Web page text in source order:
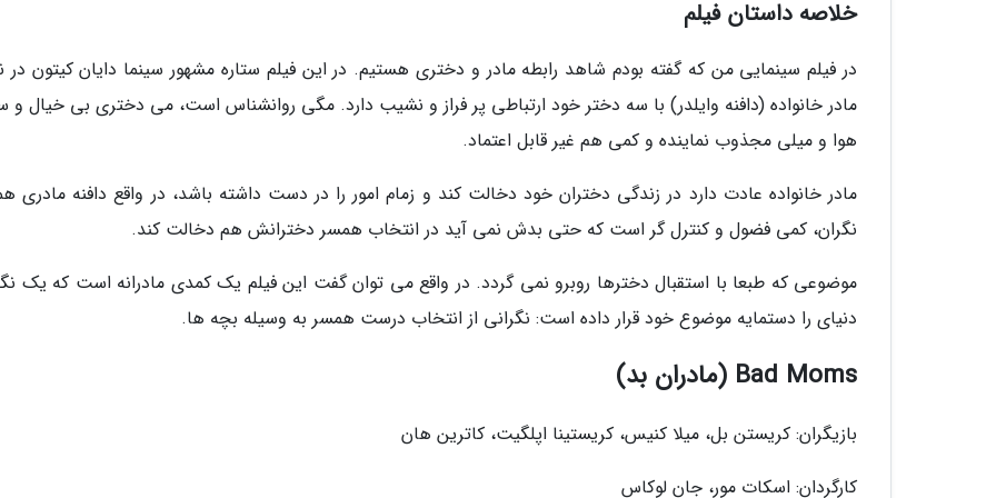
خلاصه داستان فیلم
در فیلم سینمایی من که گفته بودم شاهد رابطه مادر و دختری هستیم. در این فیلم ستاره مشهور سینما دایان کیتون
مادر خانواده (دافنه وایلدر) با سه دختر خود ارتباطی پر فراز و نشیب دارد. مگی روانشناس است، می دختری بی خیال و
هوا و میلی مجذوب نماینده و کمی هم غیر قابل اعتماد.
مادر خانواده عادت دارد در زندگی دختران خود دخالت کند و زمام امور را در دست داشته باشد، در واقع دافنه مادری
نگران، کمی فضول و کنترل گر است که حتی بدش نمی آید در انتخاب همسر دخترانش هم دخالت کند.
موضوعی که طبعا با استقبال دخترها روبرو نمی گردد. در واقع می توان گفت این فیلم یک کمدی مادرانه است که یک
دنیای را دستمایه موضوع خود قرار داده است: نگرانی از انتخاب درست همسر به وسیله بچه ها.
Bad Moms (مادران بد)
بازیگران: کریستن بل، میلا کنیس، کریستینا اپلگیت، کاترین هان
کارگردان: اسکات مور، جان لوکاس